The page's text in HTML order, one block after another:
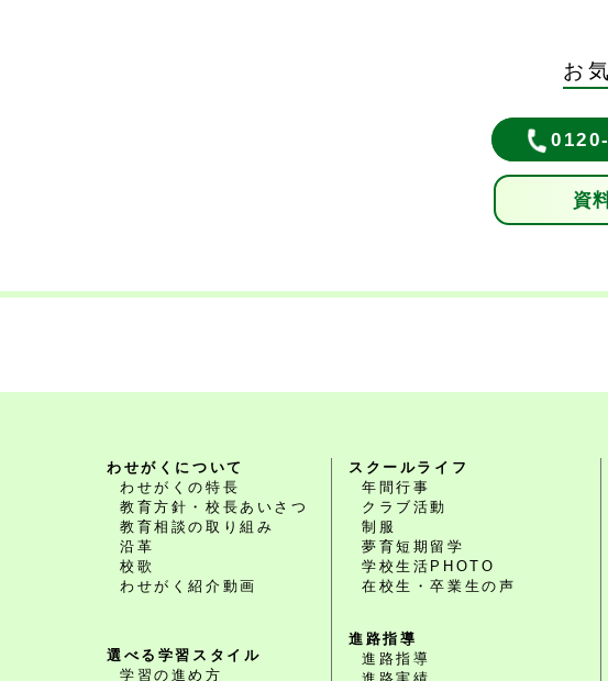
お
資
わせがくについて
わせがくの特長
教育方針・校長あいさつ
教育相談の取り組み
沿革
校歌
わせがく紹介動画
選べる学習スタイル
学習の進め方
スクールライフ
年間行事
クラブ活動
制服
夢育短期留学
学校生活PHOTO
在校生・卒業生の声
進路指導
進路指導